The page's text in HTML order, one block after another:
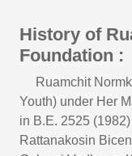
History of
Foundation :
Ruamchit
Youth) under Her
in B.E. 2525
Rattanakosin